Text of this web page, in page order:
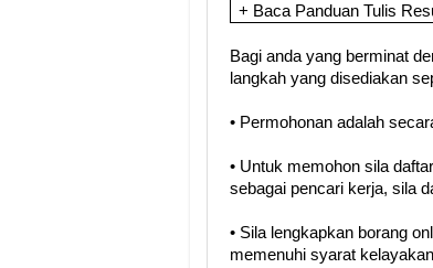
+ Baca Panduan Tulis
Bagi anda yang berminat
langkah yang disediakan
• Permohonan adalah
• Untuk memohon sila
sebagai pencari kerja, sila
• Sila lengkapkan borang
memenuhi syarat